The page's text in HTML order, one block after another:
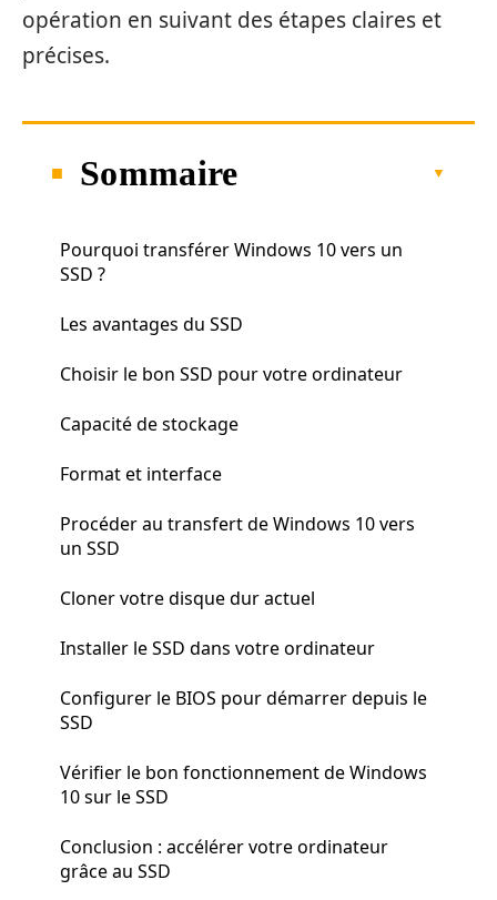
opération en suivant des étapes claires et
précises.
Sommaire
Pourquoi transférer Windows 10 vers un
SSD ?
Les avantages du SSD
Choisir le bon SSD pour votre ordinateur
Capacité de stockage
Format et interface
Procéder au transfert de Windows 10 vers
un SSD
Cloner votre disque dur actuel
Installer le SSD dans votre ordinateur
Configurer le BIOS pour démarrer depuis le
SSD
Vérifier le bon fonctionnement de Windows
10 sur le SSD
Conclusion : accélérer votre ordinateur
grâce au SSD